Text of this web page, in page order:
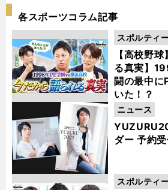
各スポーツコラム記事
【高校野
る真実】
闘の最中に
いた！？
スポルティ
動画
ダー 予約受
ニュース
スポルティ